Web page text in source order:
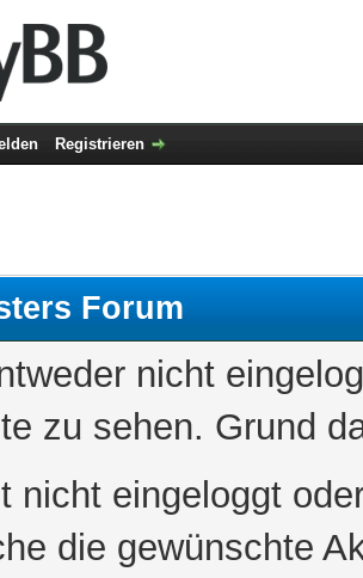
Registrieren
Forum
nicht
zu sehen. Grund
nicht eingeloggt
die gewünschte